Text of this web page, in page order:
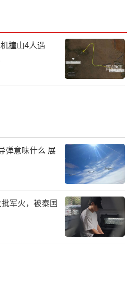
撞山4人遇
弹意味什么 展
军火，被泰国